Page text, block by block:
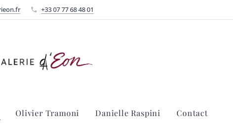
+33 07 77 68 48 01
Olivier Tramoni Danielle Raspini Contact